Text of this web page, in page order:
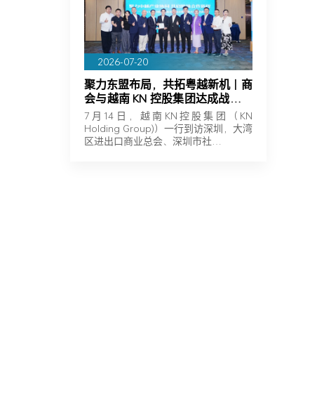
2026-07-20
聚力东盟布局，共拓粤越新机｜商
会与越南 KN 控股集团达成战略合
作
7月14日，越南KN控股集团（KN
Holding Group)）一行到访深圳，大湾
区进出口商业总会、深圳市社…